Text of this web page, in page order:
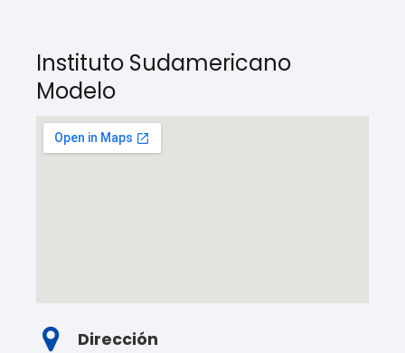
Instituto Sudamericano
Modelo
Dirección